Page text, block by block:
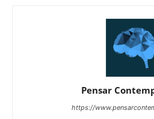
Pensar
https://